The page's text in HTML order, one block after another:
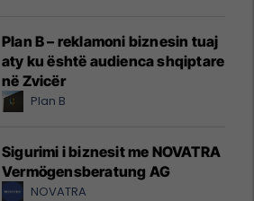
Plan B – reklamoni biznesin tuaj
aty ku është audienca shqiptare
në Zvicër
Plan B
Sigurimi i biznesit me NOVATRA
Vermögensberatung AG
NOVATRA